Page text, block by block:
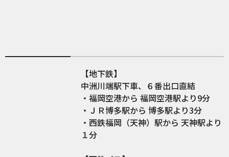
【地下鉄】
中洲川端駅下車、６番出口直結
・福岡空港から 福岡空港駅より9分
・ＪＲ博多駅から 博多駅より3分
・西鉄福岡（天神）駅から 天神駅より
１分